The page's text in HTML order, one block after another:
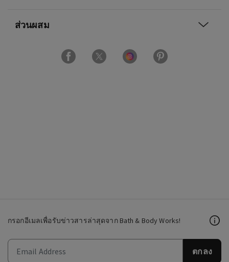
ส่วนผสม
กรอกอีเมลเพื่อรับข่าวสารล่าสุดจาก Bath & Body Works!
ตกลง